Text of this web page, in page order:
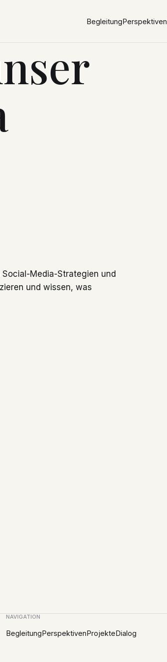
BegleitungPerspektiven
Media-Strategien und
und wissen, was
NAVIGATION
BegleitungPerspektivenProjekteDialog